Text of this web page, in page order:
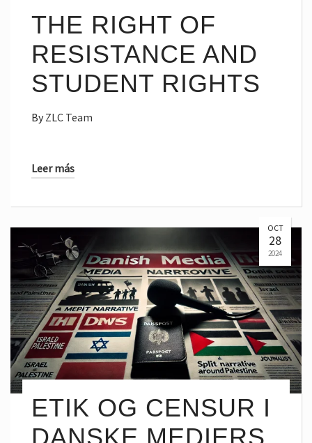
THE RIGHT OF
RESISTANCE AND
STUDENT RIGHTS
ByZLC Team
Leer más
OCT
28
2024
ETIK OG CENSUR I